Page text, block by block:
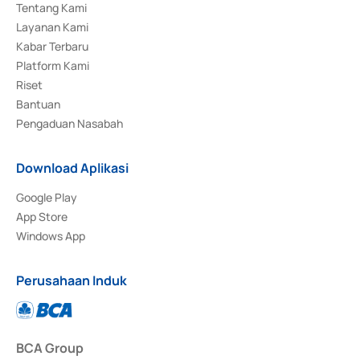
Tentang Kami
Layanan Kami
Kabar Terbaru
Platform Kami
Riset
Bantuan
Pengaduan Nasabah
Download Aplikasi
Google Play
App Store
Windows App
Perusahaan Induk
BCA Group